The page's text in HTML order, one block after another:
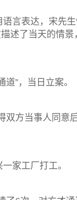
言表达，宋先
述了当天的情
”，当日立案。
方当事人同意
家工厂打工。